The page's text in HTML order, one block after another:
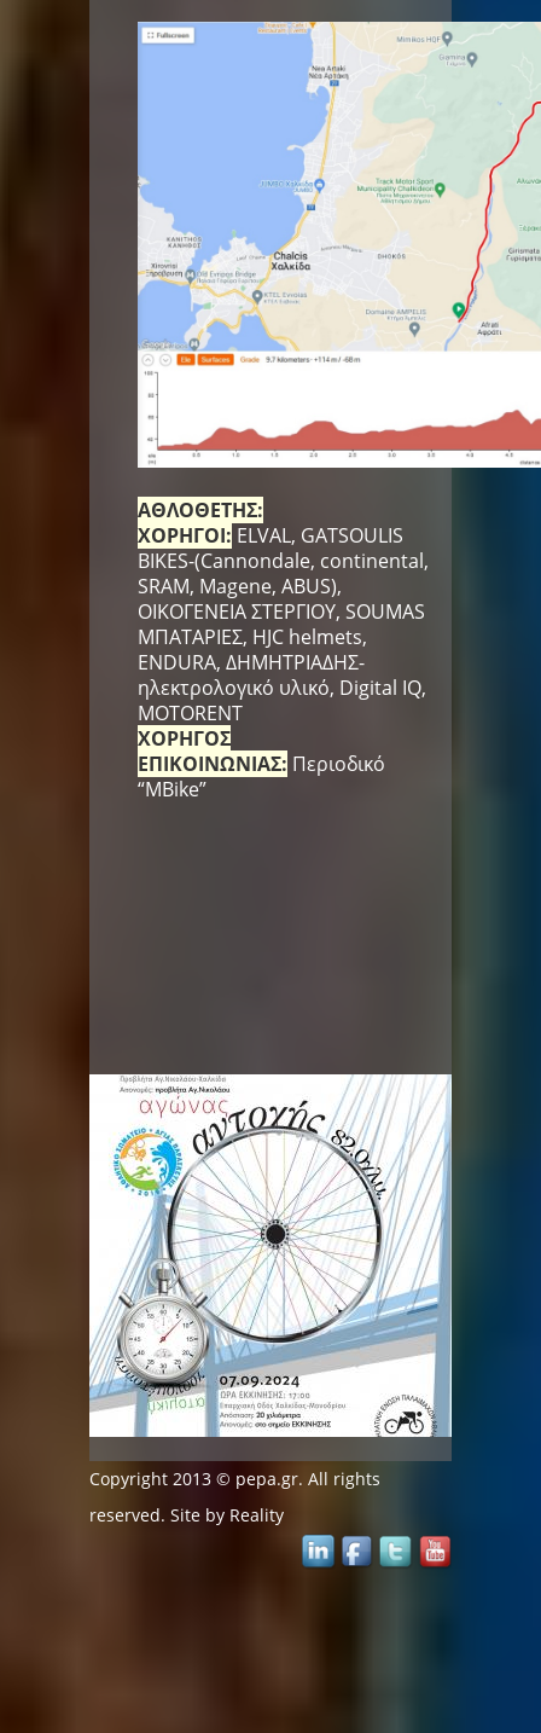
ΑΘΛΟΘΕΤΗΣ:
ΧΟΡΗΓΟΙ: ELVAL, GATSOULIS
BIKES-(Cannondale, continental,
SRAM, Magene, ABUS),
ΟΙΚΟΓΕΝΕΙΑ ΣΤΕΡΓΙΟΥ, SOUMAS
ΜΠΑΤΑΡΙΕΣ, HJC helmets,
ENDURA, ΔΗΜΗΤΡΙΑΔΗΣ-
ηλεκτρολογικό υλικό, Digital IQ,
MOTORENT
ΧΟΡΗΓΟΣ
ΕΠΙΚΟΙΝΩΝΙΑΣ: Περιοδικό
“MBike”
Copyright 2013 © pepa.gr. All rights
reserved. Site by Reality